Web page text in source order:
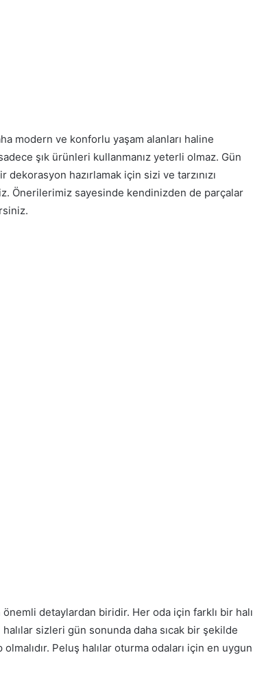
modern ve konforlu yaşam alanları haline
şık ürünleri kullanmanız yeterli olmaz. Gün
hazırlamak için sizi ve tarzınızı
Önerilerimiz sayesinde kendinizden de parçalar
detaylardan biridir. Her oda için farklı bir halı
sizleri gün sonunda daha sıcak bir şekilde
Peluş halılar oturma odaları için en uygun